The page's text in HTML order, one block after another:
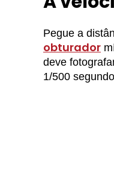
Pegue a
obturador
deve
1/500